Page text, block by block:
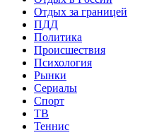
Отдых за границей
ПДД
Политика
Происшествия
Психология
Рынки
Сериалы
Спорт
ТВ
Теннис